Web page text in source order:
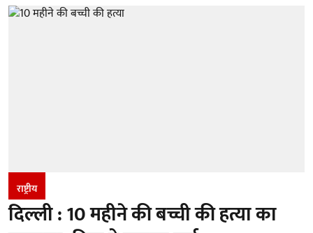
राष्ट्रीय
दिल्ली : 10 महीने की बच्ची की हत्या का